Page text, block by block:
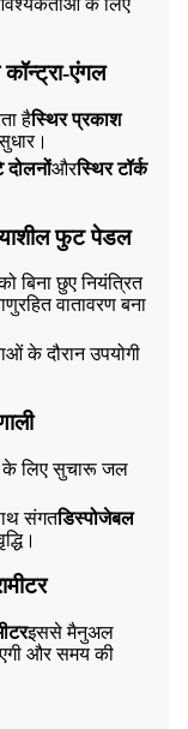
के लिए
एंगल
हैस्थिर प्रकाश
दोलनोंऔरस्थिर टॉर्क
फुट पेडल
बिना छुए नियंत्रित
वातावरण बना
के दौरान उपयोगी
के लिए सुचारू जल
संगतडिस्पोजेबल
इससे मैनुअल
और समय की